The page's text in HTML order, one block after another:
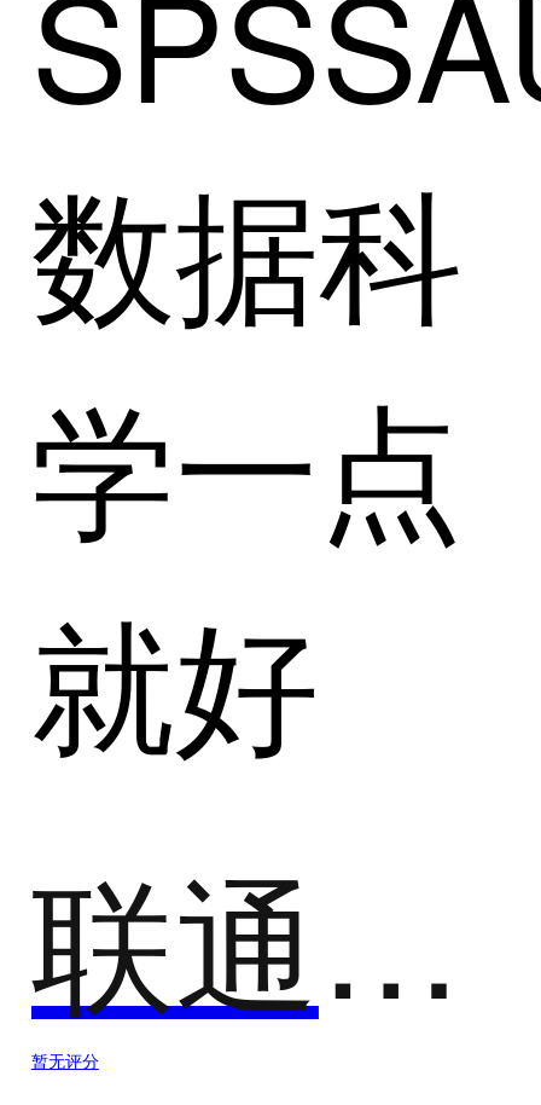
数据科
学一点
就好
联通沃云智慧数可视化 ANOV
暂无评分